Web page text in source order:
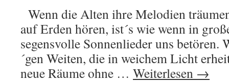
Wenn die Alten ihre Melodien
auf Erden hören, ist´s wie wenn in
segensvolle Sonnenlieder uns betören.
´gen Weiten, die in weichem Licht
neue Räume ohne … Weiterlesen →